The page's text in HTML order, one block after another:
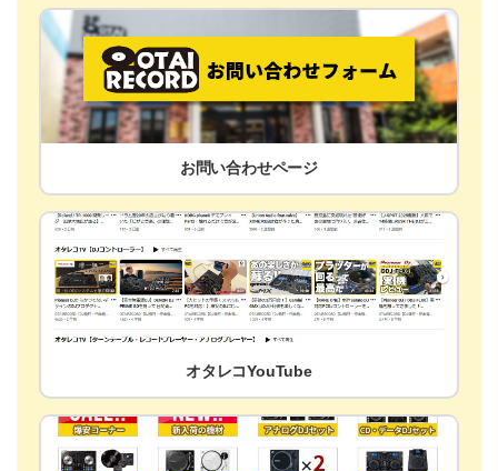
お問い合わせページ
オタレコYouTube